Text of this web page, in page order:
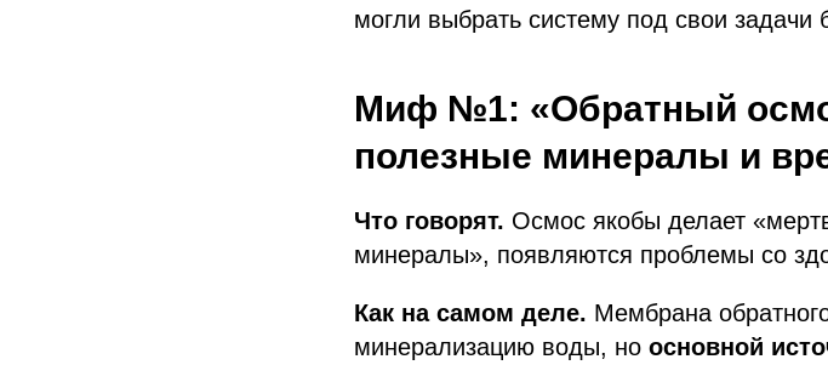
могли выбрать систему под свои задачи
Миф №1: «Обратный
полезные минералы и
Что говорят. Осмос якобы делает
минералы», появляются проблемы со
Как на самом деле. Мембрана
минерализацию воды, но основной